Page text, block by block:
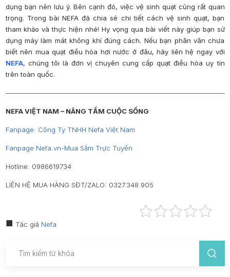
dụng bạn nên lưu ý. Bên cạnh đó, việc vệ sinh quạt cũng rất quan
trọng. Trong bài NEFA đã chia sẻ chi tiết cách vệ sinh quạt, bạn
tham khảo và thực hiện nhé!Hy vọng qua bài viết này giúp bạn sử
dụng máy làm mát không khí đúng cách. Nếu bạn phân vân chưa
biết nên mua quạt điều hòa hơi nước ở đâu, hãy liên hệ ngay với
NEFA, chúng tôi là đơn vị chuyên cung cấp quạt điều hòa uy tín
trên toàn quốc.
NEFA VIỆT NAM – NÂNG TẦM CUỘC SỐNG
Fanpage: Công Ty TNHH Nefa Việt Nam
Fanpage Nefa.vn-Mua Sắm Trực Tuyến
Hotline: 0986619734
LIÊN HỆ MUA HÀNG SĐT/ZALO: 0327.348.905
Tác giả Nefa